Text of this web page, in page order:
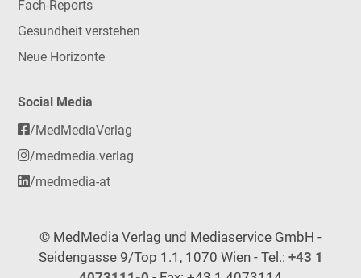
Fach-Reports
Gesundheit verstehen
Neue Horizonte
Social Media
/MedMediaVerlag
/medmedia.verlag
/medmedia-at
© MedMedia Verlag und Mediaservice GmbH -
Seidengasse 9/Top 1.1, 1070 Wien - Tel.: +43 1